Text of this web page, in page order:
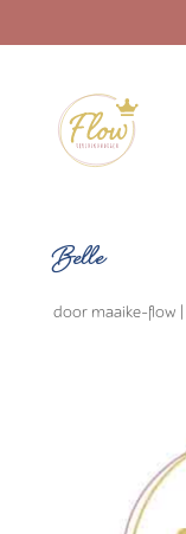
Belle
door maaike-flow |